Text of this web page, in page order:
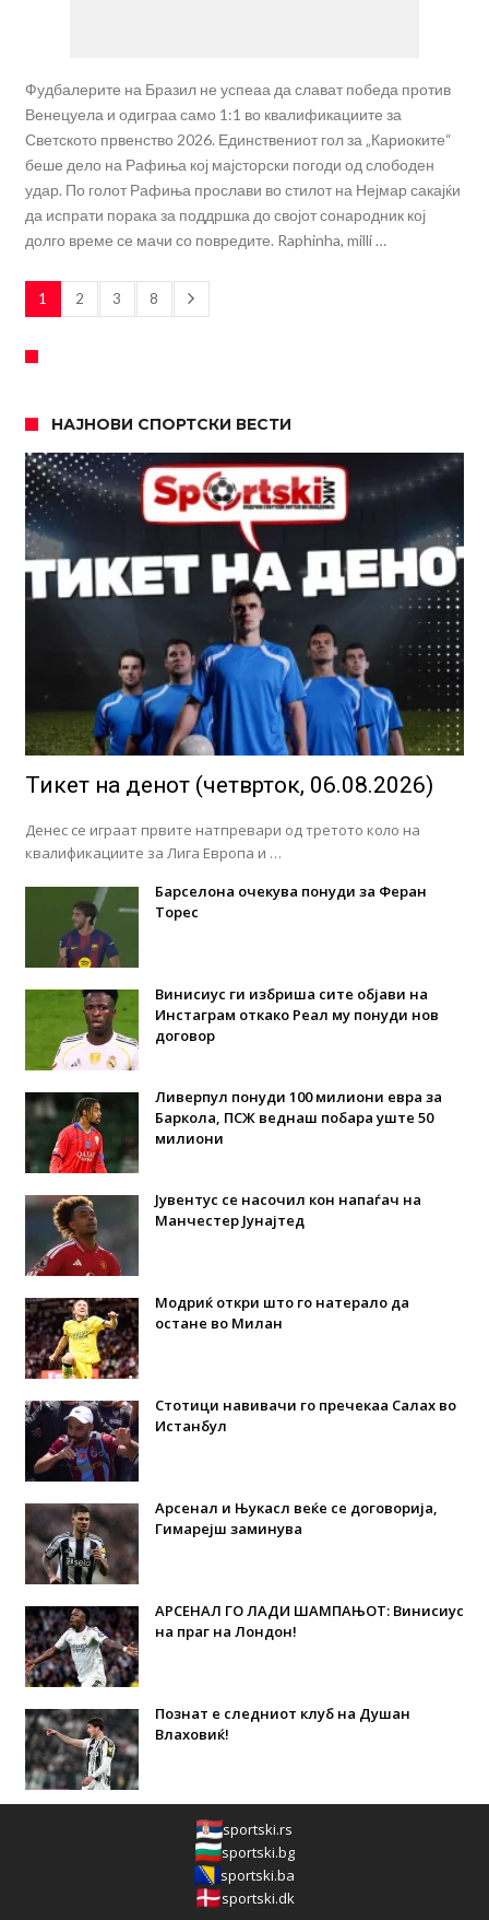
Фудбалерите на Бразил не успеаа да слават победа против
Венецуела и одиграа само 1:1 во квалификациите за
Светското првенство 2026. Единствениот гол за „Кариоките“
беше дело на Рафиња кој мајсторски погоди од слободен
удар. По голот Рафиња прослави во стилот на Нејмар сакајќи
да испрати порака за поддршка до својот сонародник кој
долго време се мачи со повредите. Raphinha, milli …
1 2 3 8
НАЈНОВИ СПОРТСКИ ВЕСТИ
Тикет на денот (четврток, 06.08.2026)
Денес се играат првите натпревари од третото коло на
квалификациите за Лига Европа и …
Барселона очекува понуди за Феран
Торес
Винисиус ги избриша сите објави на
Инстаграм откако Реал му понуди нов
договор
Ливерпул понуди 100 милиони евра за
Баркола, ПСЖ веднаш побара уште 50
милиони
Јувентус се насочил кон напаѓач на
Манчестер Јунајтед
Модриќ откри што го натерало да
остане во Милан
Стотици навивачи го пречекаа Салах во
Истанбул
Арсенал и Њукасл веќе се договорија,
Гимарејш заминува
АРСЕНАЛ ГО ЛАДИ ШАМПАЊОТ: Винисиус
на праг на Лондон!
Познат е следниот клуб на Душан
Влаховиќ!
sportski.rs
sportski.bg
sportski.ba
sportski.dk